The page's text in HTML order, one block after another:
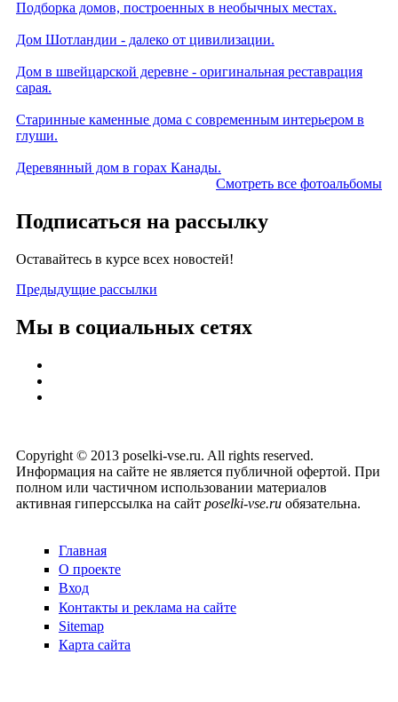
Подборка домов, построенных в необычных местах.
Дом Шотландии - далеко от цивилизации.
Дом в швейцарской деревне - оригинальная реставрация
сарая.
Старинные каменные дома с современным интерьером в
глуши.
Деревянный дом в горах Канады.
Смотреть все фотоальбомы
Подписаться на рассылку
Оставайтесь в курсе всех новостей!
Предыдущие рассылки
Мы в социальных сетях
Copyright © 2013 poselki-vse.ru. All rights reserved.
Информация на сайте не является публичной офертой. При
полном или частичном использовании материалов
активная гиперссылка на сайт poselki-vse.ru​ обязательна.
Главная
О проекте
Вход
Контакты и реклама на сайте
Sitemap
Карта сайта